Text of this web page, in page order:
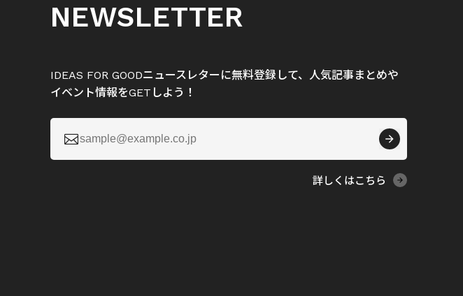
NEWSLETTER
IDEAS FOR GOODニュースレターに無料登録して、人気記事まとめや
イベント情報をGETしよう！

詳しくはこちら